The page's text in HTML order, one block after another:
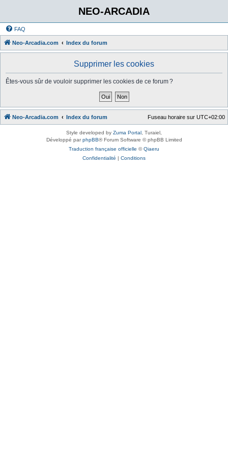
NEO-ARCADIA
FAQ
Neo-Arcadia.com Index du forum
Supprimer les cookies
Êtes-vous sûr de vouloir supprimer les cookies de ce forum ?
Neo-Arcadia.com Index du forum Fuseau horaire sur UTC+02:00
Style developed by Zuma Portal , Turaiel,
Développé parphpBB® Forum Software © phpBB Limited
Traduction française officielle ©Qiaeru
Confidentialité | Conditions